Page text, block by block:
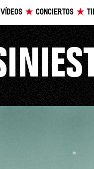
VÍDEOS CONCIERTOS